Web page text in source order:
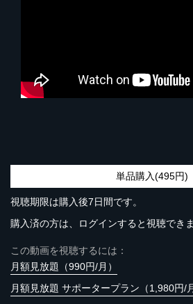
単品購入(495円)
視聴期限は購入後7日間です。
購入済の方は、ログインすると視聴でき
この動画を視聴するには：
月額見放題（990円/月）
月額見放題 サポータープラン（1,980円/月